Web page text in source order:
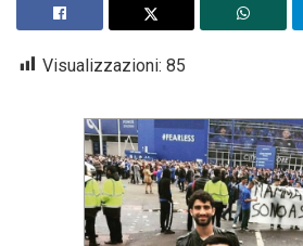
Visualizzazioni: 85